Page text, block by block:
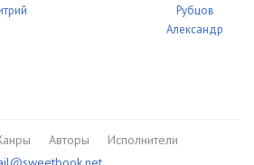
Рубцов
Александр
Авторы
Исполнители